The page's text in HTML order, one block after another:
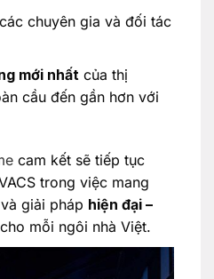
chuyên gia và đối tác
mới nhất của thị
cầu đến gần hơn với
cam kết sẽ tiếp tục
trong việc mang
giải pháp hiện đại –
mỗi ngôi nhà Việt.